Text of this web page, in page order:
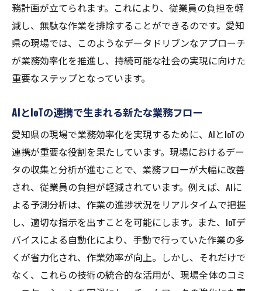
務計画が立てられます。これにより、従業員の負担を軽
減し、無駄な作業を排除することができるのです。愛知
県の現場では、このようなデータドリブンなアプローチ
が業務効率化を推進し、持続可能な社会の実現に向けた
重要なステップとなっています。
AIとIoTの連携で生まれる新たな業務フロー
愛知県の現場で業務効率化を実現するために、AIとIoTの
連携が重要な役割を果たしています。現場におけるデー
タの収集と分析が進むことで、業務フローが大幅に改善
され、従業員の負担が軽減されています。例えば、AIに
よる予測分析は、作業の進捗状況をリアルタイムで把握
し、適切な指示を出すことを可能にします。また、IoTデ
バイスによる自動化により、手動で行っていた作業の多
くが省力化され、作業効率が向上。しかし、それだけで
なく、これらの技術の統合的な活用が、現場全体のコミ